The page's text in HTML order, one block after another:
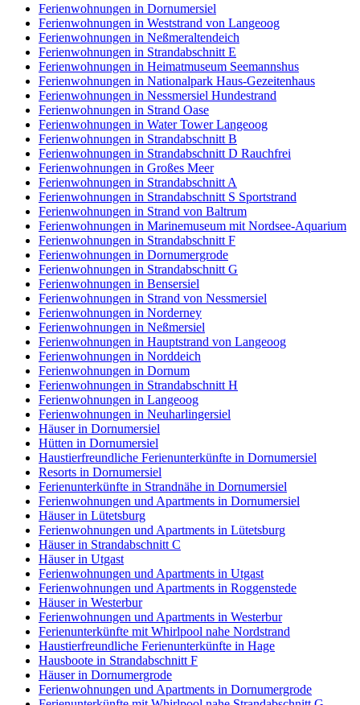
Ferienwohnungen in Dornumersiel
Ferienwohnungen in Weststrand von Langeoog
Ferienwohnungen in Neßmeraltendeich
Ferienwohnungen in Strandabschnitt E
Ferienwohnungen in Heimatmuseum Seemannshus
Ferienwohnungen in Nationalpark Haus-Gezeitenhaus
Ferienwohnungen in Nessmersiel Hundestrand
Ferienwohnungen in Strand Oase
Ferienwohnungen in Water Tower Langeoog
Ferienwohnungen in Strandabschnitt B
Ferienwohnungen in Strandabschnitt D Rauchfrei
Ferienwohnungen in Großes Meer
Ferienwohnungen in Strandabschnitt A
Ferienwohnungen in Strandabschnitt S Sportstrand
Ferienwohnungen in Strand von Baltrum
Ferienwohnungen in Marinemuseum mit Nordsee-Aquarium
Ferienwohnungen in Strandabschnitt F
Ferienwohnungen in Dornumergrode
Ferienwohnungen in Strandabschnitt G
Ferienwohnungen in Bensersiel
Ferienwohnungen in Strand von Nessmersiel
Ferienwohnungen in Norderney
Ferienwohnungen in Neßmersiel
Ferienwohnungen in Hauptstrand von Langeoog
Ferienwohnungen in Norddeich
Ferienwohnungen in Dornum
Ferienwohnungen in Strandabschnitt H
Ferienwohnungen in Langeoog
Ferienwohnungen in Neuharlingersiel
Häuser in Dornumersiel
Hütten in Dornumersiel
Haustierfreundliche Ferienunterkünfte in Dornumersiel
Resorts in Dornumersiel
Ferienunterkünfte in Strandnähe in Dornumersiel
Ferienwohnungen und Apartments in Dornumersiel
Häuser in Lütetsburg
Ferienwohnungen und Apartments in Lütetsburg
Häuser in Strandabschnitt C
Häuser in Utgast
Ferienwohnungen und Apartments in Utgast
Ferienwohnungen und Apartments in Roggenstede
Häuser in Westerbur
Ferienwohnungen und Apartments in Westerbur
Ferienunterkünfte mit Whirlpool nahe Nordstrand
Haustierfreundliche Ferienunterkünfte in Hage
Hausboote in Strandabschnitt F
Häuser in Dornumergrode
Ferienwohnungen und Apartments in Dornumergrode